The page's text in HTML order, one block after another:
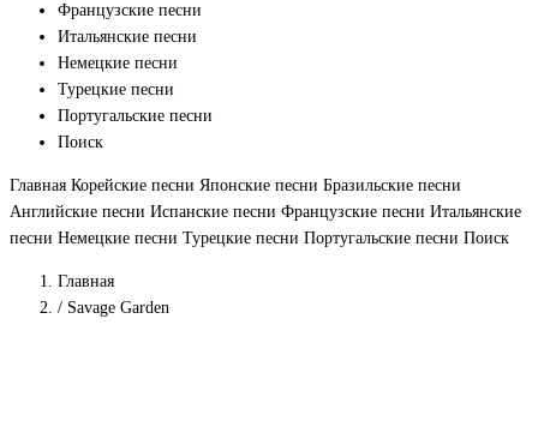
Французские песни
Итальянские песни
Немецкие песни
Турецкие песни
Португальские песни
Поиск
Главная Корейские песни Японские песни Бразильские песни
Английские песни Испанские песни Французские песни Итальянские
песни Немецкие песни Турецкие песни Португальские песни Поиск
Главная
/ Savage Garden